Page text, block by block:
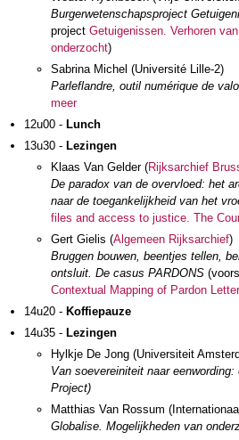
Burgerwetenschapsproject
project Getuigenissen. Verhoren
onderzocht)
Sabrina Michel (Université Lille-2)
Parleflandre, outil numérique de
meer
12u00 - Lunch
13u30 - Lezingen
Klaas Van Gelder (Rijksarchief
De paradox van de overvloed: het
naar de toegankelijkheid van het
files and access to justice. The
Gert Gielis (Algemeen Rijksarchief)
Bruggen bouwen, beentjes tellen,
ontsluit. De casus PARDONS
Contextual Mapping of Pardon
14u20 - Koffiepauze
14u35 - Lezingen
Hylkje De Jong (Universiteit
Van soevereiniteit naar
Project)
Matthias Van Rossum
Globalise. Mogelijkheden van